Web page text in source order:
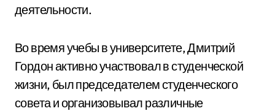
деятельности.
Во время учебы в университете, Дмитрий
Гордон активно участвовал в студенческой
жизни, был председателем студенческого
совета и организовывал различные